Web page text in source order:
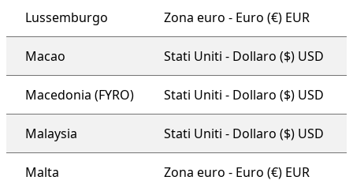
Lussemburgo Zona euro - Euro (€) EUR
Macao Stati Uniti - Dollaro ($) USD
Macedonia (FYRO) Stati Uniti - Dollaro ($) USD
Malaysia Stati Uniti - Dollaro ($) USD
Malta Zona euro - Euro (€) EUR